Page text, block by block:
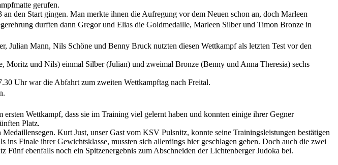
gerufen.
den Start gingen. Man merkte ihnen die Aufregung vor dem Neuen schon an, doch Marleen
durften dann Gregor und Elias die Goldmedaille, Marleen Silber und Timon Bronze in
Mann, Nils Schöne und Benny Bruck nutzten diesen Wettkampf als letzten Test vor den
und Nils) einmal Silber (Julian) und zweimal Bronze (Benny und Anna Theresia) sechs
Uhr war die Abfahrt zum zweiten Wettkampftag nach Freital.
Wettkampf, dass sie im Training viel gelernt haben und konnten einige ihrer Gegner
Platz.
Kurt Just, unser Gast vom KSV Pulsnitz, konnte seine Trainingsleistungen bestätigen
Finale ihrer Gewichtsklasse, mussten sich allerdings hier geschlagen geben. Doch auch die zwei
Fünf ebenfalls noch ein Spitzenergebnis zum Abschneiden der Lichtenberger Judoka bei.